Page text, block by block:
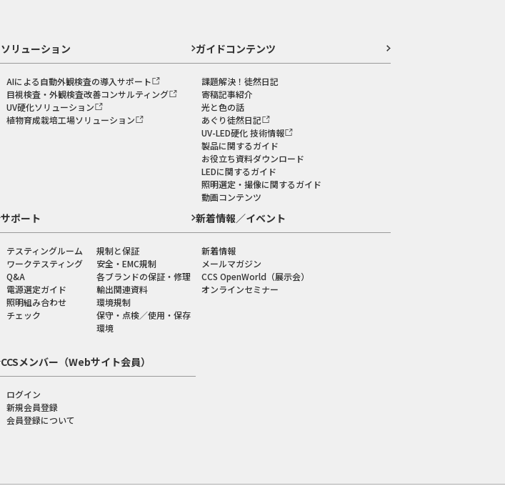
ソリューション
AIによる自動外観検査の導入サポート
目視検査・外観検査改善コンサルティング
UV硬化ソリューション
植物育成栽培工場ソリューション
ガイドコンテンツ
課題解決！徒然日記
寄稿記事紹介
光と色の話
あぐり徒然日記
UV-LED硬化 技術情報
製品に関するガイド
お役立ち資料ダウンロード
LEDに関するガイド
照明選定・撮像に関するガイド
動画コンテンツ
サポート
テスティングルーム
ワークテスティング
Q&A
電源選定ガイド
照明組み合わせ
チェック
規制と保証
安全・EMC規制
各ブランドの保証・修理
輸出関連資料
環境規制
保守・点検／使用・保存
環境
新着情報／イベント
新着情報
メールマガジン
CCS OpenWorld（展示会）
オンラインセミナー
CCSメンバー（Webサイト会員）
ログイン
新規会員登録
会員登録について